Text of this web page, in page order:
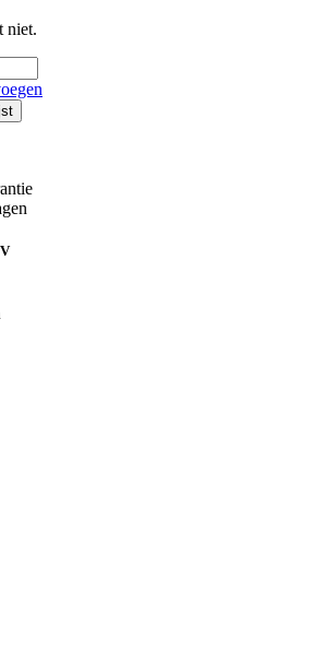
niet.